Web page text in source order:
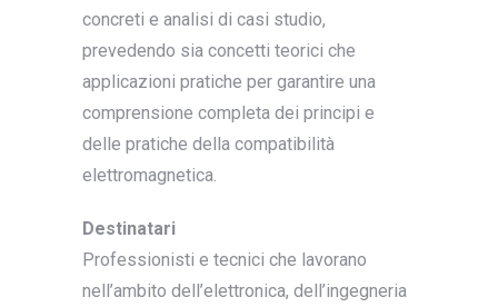
concreti e analisi di casi studio,
prevedendo sia concetti teorici che
applicazioni pratiche per garantire una
comprensione completa dei principi e
delle pratiche della compatibilità
elettromagnetica.
Destinatari
Professionisti e tecnici che lavorano
nell’ambito dell’elettronica, dell’ingegneria